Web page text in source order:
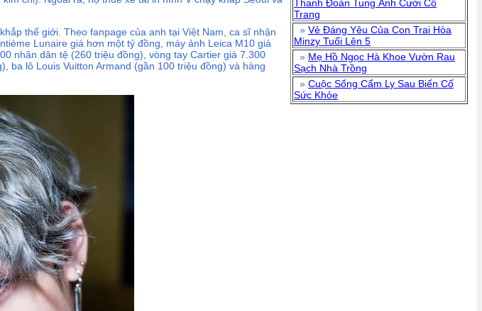
thế giới. Theo fanpage của anh tại Việt Nam, ca sĩ nhận
Lunaire giá hơn một tỷ đồng, máy ảnh Leica M10 giá
nhân dân tệ (260 triệu đồng), vòng tay Cartier giá 7.300
ba lô Louis Vuitton Armand (gần 100 triệu đồng) và hàng
Thanh Đoàn Tung Ảnh Cưới Cổ
Trang
» Vẻ Đáng Yêu Của Con Trai Hòa
Minzy Tuổi Lên 5
» Mẹ Hồ Ngọc Hà Khoe Vườn Rau
Sạch Nhà Trồng
» Cuộc Sống Cẩm Ly Sau Biến Cố
Sức Khỏe